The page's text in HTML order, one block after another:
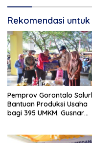
Rekomendasi
Pemprov Gorontalo
Bantuan Produksi Usaha
bagi 395 UMKM. Gusnar
Bukan Konsumsi